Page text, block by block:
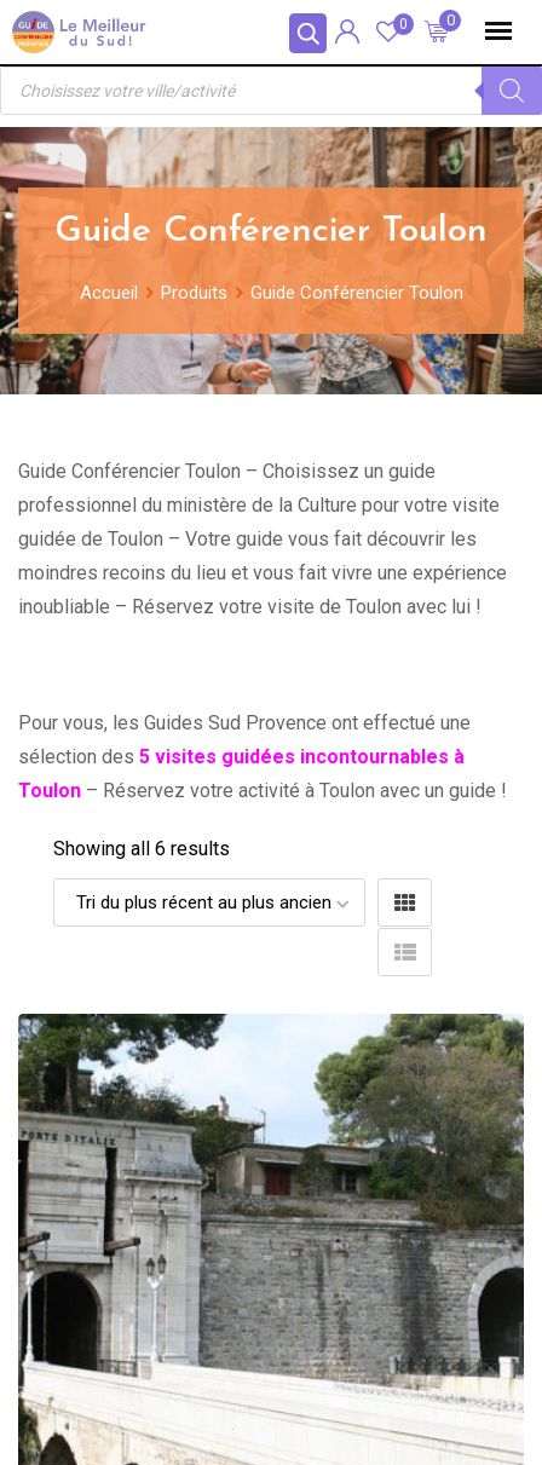
Panneau de gestion des cookies
Skip
to
content
0
0
Recherche
produits
Guide Conférencier Toulon
Accueil Produits Guide Conférencier Toulon
Guide Conférencier Toulon – Choisissez un guide
professionnel du ministère de la Culture pour votre visite
guidée de Toulon – Votre guide vous fait découvrir les
moindres recoins du lieu et vous fait vivre une expérience
inoubliable – Réservez votre visite de Toulon avec lui !
Pour vous, les Guides Sud Provence ont effectué une
sélection des 5 visites guidées incontournables à
Toulon – Réservez votre activité à Toulon avec un guide !
Showing all 6 results